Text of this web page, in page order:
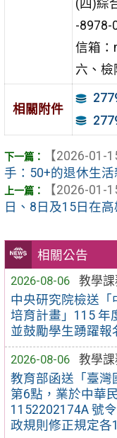
相關公告
2026-08-06
教學課
中央研究院檢送「
培育計畫」115 年
並鼓勵學生踴躍報
2026-08-06
教學課
教育部函送「臺灣
第6點，業於中華
1152202174A 號
政規則修正規定各
(四)綜
-8978-
信箱：
六、檢
相關附件
【2026-01-
手：50+的退休生活
【2026-01-
日、8日及15日在